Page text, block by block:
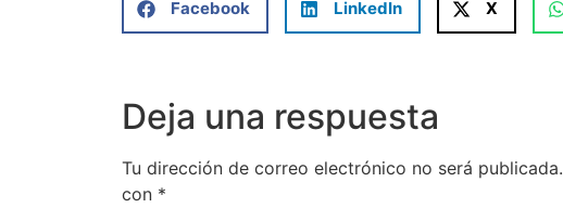
Facebook LinkedIn X
Deja una respuesta
Tu dirección de correo electrónico no será publicada.
con *